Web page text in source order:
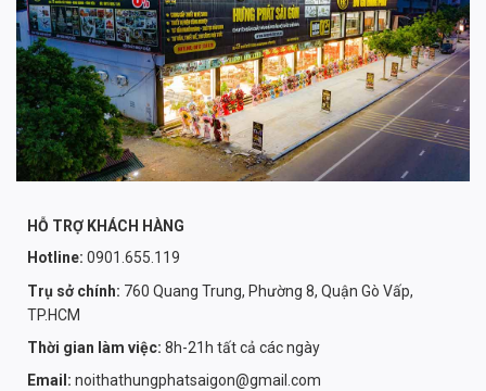
HỖ TRỢ KHÁCH HÀNG
Hotline: 0901.655.119
Trụ sở chính: 760 Quang Trung, Phường 8, Quận Gò Vấp,
TP.HCM
Thời gian làm việc: 8h-21h tất cả các ngày
Email: noithathungphatsaigon@gmail.com